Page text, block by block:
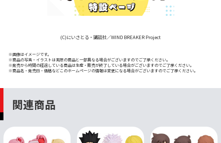
(C)にいさとる・講談社／WIND BREAKER Project
※画像はイメージです。
※商品の写真・イラストは実際の商品と一部異なる場合がございますのでご了承ください。
※発売から時間の経過している商品は生産・販売が終了している場合がございますのでご了承ください。
※商品名・発売日・価格などこのホームページの情報は変更になる場合がございますのでご了承ください。
関連商品